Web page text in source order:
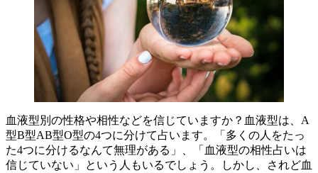
血液型別の性格や相性などを信じていますか？血液型は、A
型B型AB型O型の4つに分けて占います。「多くの人をたっ
た4つに分けるなんて無理がある」、「血液型の相性占いは
信じていない」という人もいるでしょう。しかし、されど血